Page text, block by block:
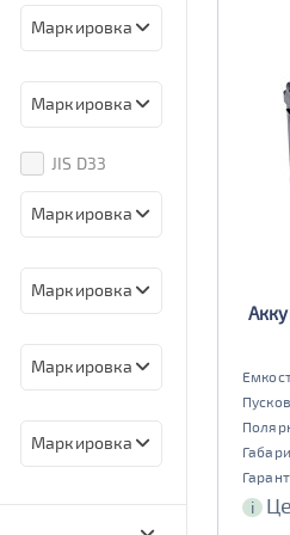
85d23
Маркировка
85D26
Маркировка
JIS D33
Маркировка
Маркировка
Маркировка
Маркировка
i